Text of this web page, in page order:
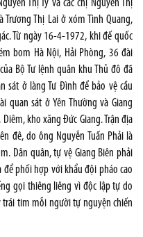
Thị Tý và các chị Nguyễn Thị
Trương Thị Lai ở xóm Tình Quang,
Từ ngày 16-4-1972, khi đế quốc
bom Hà Nội, Hải Phòng, 36 đài
Bộ Tư lệnh quân khu Thủ đô đã
sát ở làng Tư Đình để bảo vệ cầu
quan sát ở Yên Thường và Giang
kho xăng Đức Giang. Trận địa
đê, do ông Nguyễn Tuấn Phải là
Dân quân, tự vệ Giang Biên phải
phối hợp với khẩu đội pháo cao
gọi thiêng liêng vì độc lập tự do
trái tim mỗi người tự nguyện chiến